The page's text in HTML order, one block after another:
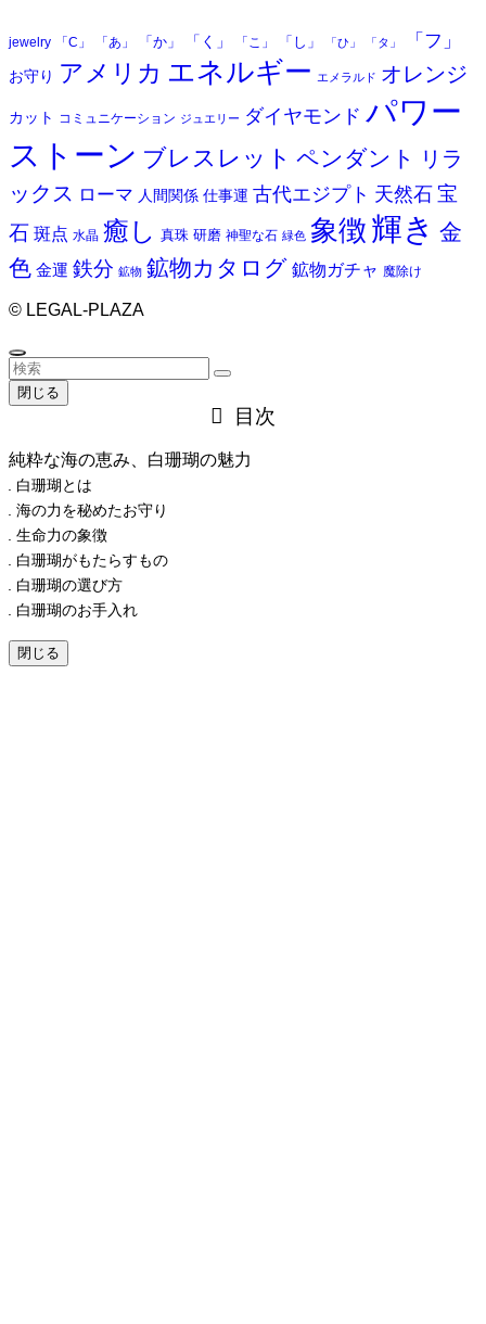
jewelry 「C」 「あ」 「か」 「く」 「こ」 「し」 「ひ」 「タ」 「フ」
お守り アメリカ エネルギー エメラルド オレンジ
カット コミュニケーション ジュエリー ダイヤモンド パワー
ストーン ブレスレット ペンダント
リラ
ックス ローマ 人間関係 仕事運 古代エジプト 天然石 宝
石 斑点 水晶 癒し 真珠 研磨 神聖な石 緑色 象徴 輝き 金
色 金運 鉄分 鉱物 鉱物カタログ 鉱物ガチャ 魔除け
© LEGAL-PLAZA
閉じる
目次
純粋な海の恵み、白珊瑚の魅力
白珊瑚とは
海の力を秘めたお守り
生命力の象徴
白珊瑚がもたらすもの
白珊瑚の選び方
白珊瑚のお手入れ
閉じる